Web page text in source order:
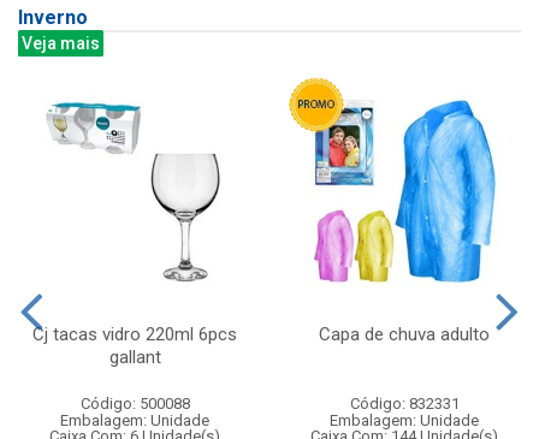
Inverno
Veja mais
Cj tacas vidro 220ml 6pcs
gallant
Código: 500088
Embalagem: Unidade
Capa de chuva adulto
Código: 832331
Embalagem: Unidade